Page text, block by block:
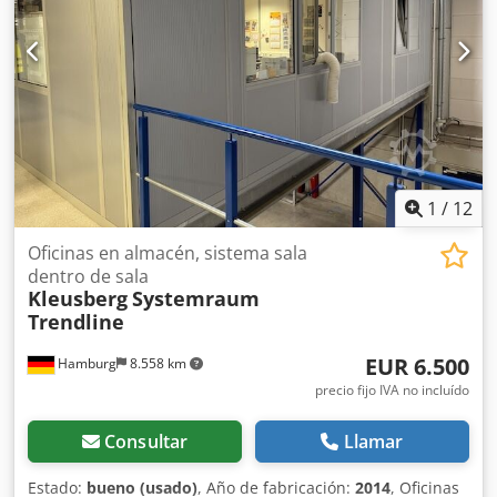
1 / 12
Hamburg 8.558 km
Oficinas en almacén, sistema sala
dentro de sala
KleusbergSystemraum
Trendline
EUR 6.500
precio fijo IVA no incluído
Consultar Llamar
Estado: bueno (usado), Año de fabricación: 2014, Oficinas